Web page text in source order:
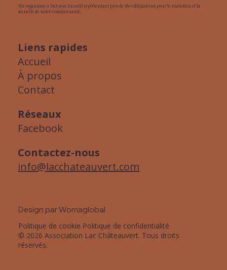
Un organisme à but non lucratif représentant près de 180 villégiateurs pour le maintien et la
sécurité de notre communauté.
Liens rapides
Accueil
À propos
Contact
Réseaux
Facebook
Contactez-nous
info@lacchateauvert.com
Design par Womaglobal
Politique de cookie Politique de confidentialité
© 2026 Association Lac Châteauvert. Tous droits
réservés.